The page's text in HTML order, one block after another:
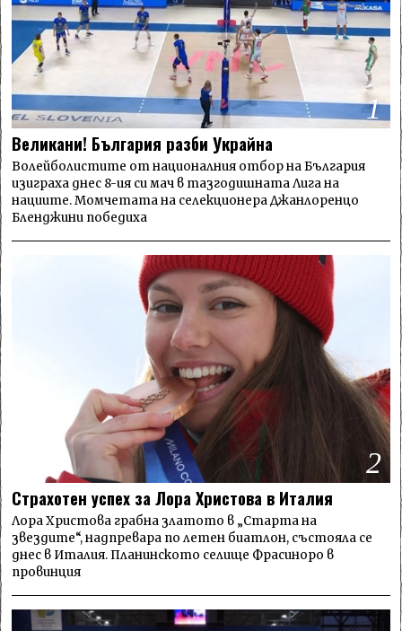
1
Великани! България разби Украйна
Волейболистите от националния отбор на България
изиграха днес 8-ия си мач в тазгодишната Лига на
нациите. Момчетата на селекционера Джанлоренцо
Бленджини победиха
2
Страхотен успех за Лора Христова в Италия
Лора Христова грабна златото в „Старта на
звездите“, надпревара по летен биатлон, състояла се
днес в Италия. Планинското селище Фрасиноро в
провинция